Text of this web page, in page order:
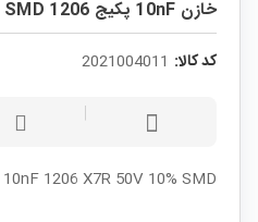
خازن 10nF پکیج SMD 1206
کد کالا: 2021004011
1206 X7R 50V 10% SMD